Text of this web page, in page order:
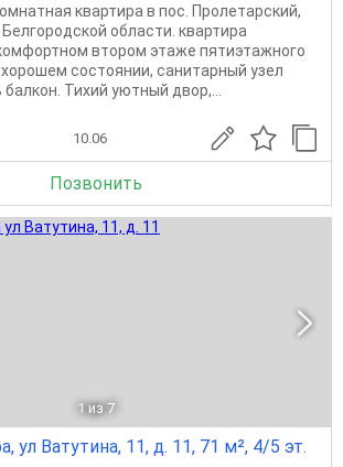
квартира в пос. Пролетарский,
области. квартира
втором этаже пятиэтажного
состоянии, санитарный узел
Тихий уютный двор,...
10.06
Позвонить
1 из 7
ул Ватутина, 11, д. 11, 71 м², 4/5 эт.